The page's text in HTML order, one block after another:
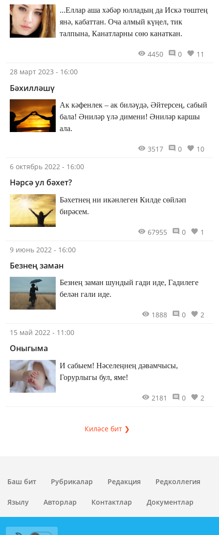
...Еллар аша хәбәр юлладың да Искә төштең
янә, кабаттан. Оча алмый күңел, тик
талпына, Канатларны сөю канаткан.
4450 0
11
28 март 2023 - 16:00
Бәхилләшү
Ак кәфенлек – ак биләүдә, Әйтерсең, сабый
бала! Әниләр үлә димени! Әниләр каршы
ала.
3517 0
10
6 октябрь 2022 - 16:00
Нәрсә ул бәхет?
Бәхетнең ни икәнлеген Килде сөйләп
бирәсем.
67955 0
1
9 июнь 2022 - 16:00
Безнең заман
Безнең заман шундый гади иде, Гадилеге
белән гали иде.
1888 0
2
15 май 2022 - 11:00
Оныгыма
И сабыем! Нәселеңнең дәвамчысы,
Горурлыгы бул, яме!
2181 0 2
Киләсе бит ❯
Баш бит Рубрикалар Редакция Редколлегия
Язылу Авторлар Контактлар Документлар